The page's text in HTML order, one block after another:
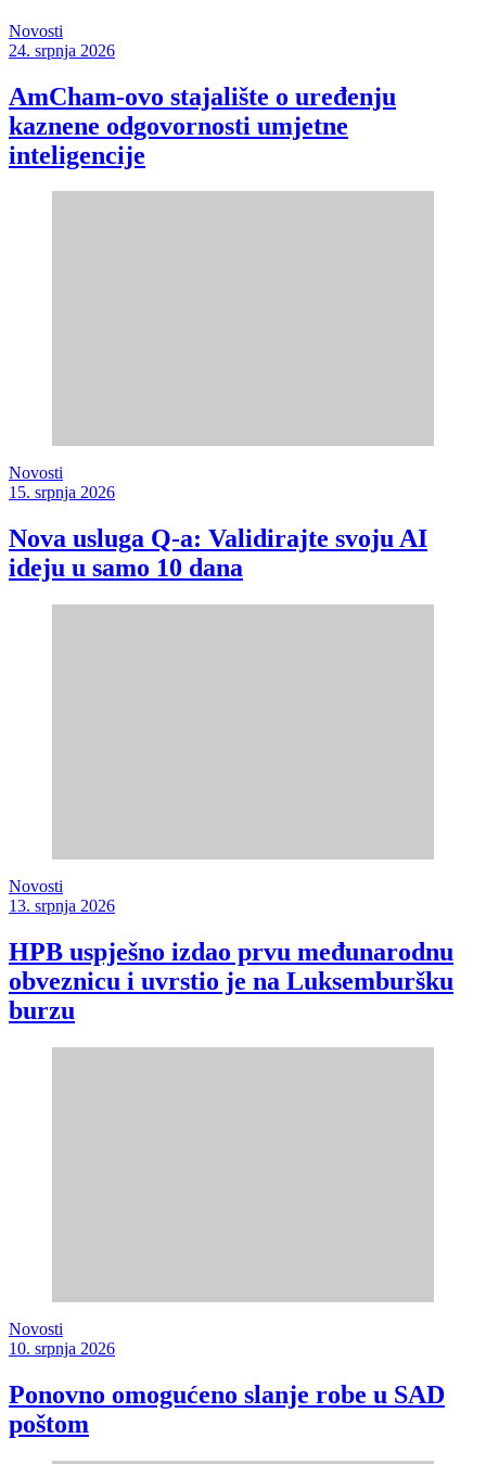
Novosti
24. srpnja 2026
AmCham-ovo stajalište o uređenju
kaznene odgovornosti umjetne
inteligencije
Novosti
15. srpnja 2026
Nova usluga Q-a: Validirajte svoju AI
ideju u samo 10 dana
Novosti
13. srpnja 2026
HPB uspješno izdao prvu međunarodnu
obveznicu i uvrstio je na Luksemburšku
burzu
Novosti
10. srpnja 2026
Ponovno omogućeno slanje robe u SAD
poštom